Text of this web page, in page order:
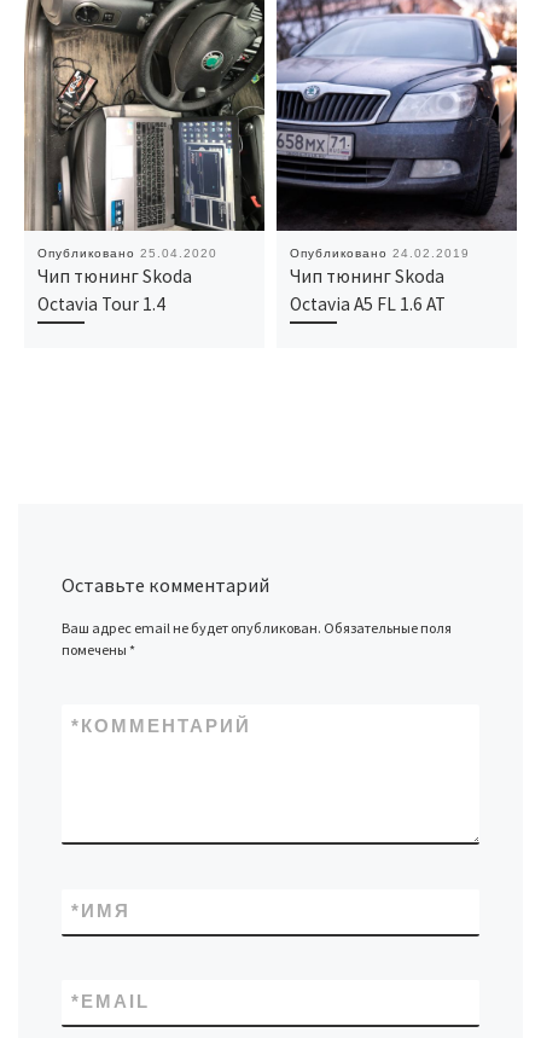
Опубликовано25.04.2020
Чип тюнинг Skoda
Octavia Tour 1.4
Опубликовано24.02.2019
Чип тюнинг Skoda
Octavia A5 FL 1.6 AT
Оставьте комментарий
Ваш адрес email не будет опубликован. Обязательные поля
помечены*
КОММЕНТАРИЙ
*
ИМЯ
*
EMAIL
*